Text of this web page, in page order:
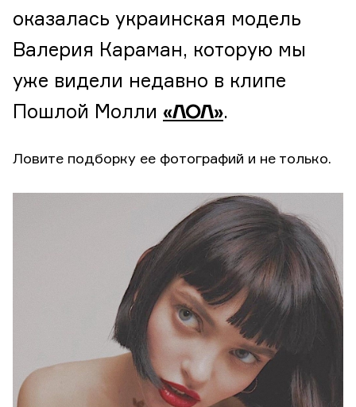
оказалась украинская модель
Валерия Караман, которую мы
уже видели недавно в клипе
Пошлой Молли «ЛОЛ».
Ловите подборку ее фотографий и не только.